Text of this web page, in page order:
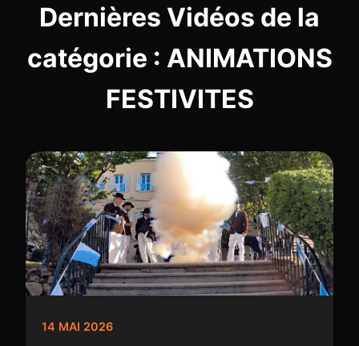
Dernières Vidéos de la
catégorie : ANIMATIONS
FESTIVITES
14 MAI 2026